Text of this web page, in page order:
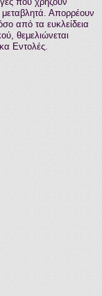
μεταβλητά. Απορρέουν
από τα ευκλείδεια
θεμελιώνεται
Εντολές.